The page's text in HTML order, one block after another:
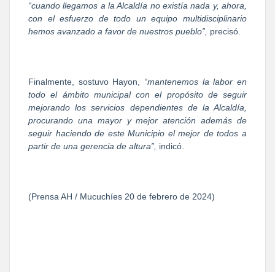
“cuando llegamos a la Alcaldía no existía nada y, ahora,
con el esfuerzo de todo un equipo multidisciplinario
hemos avanzado a favor de nuestros pueblo”, precisó.
Finalmente, sostuvo Hayon, “mantenemos la labor en
todo el ámbito municipal con el propósito de seguir
mejorando los servicios dependientes de la Alcaldía,
procurando una mayor y mejor atención además de
seguir haciendo de este Municipio el mejor de todos a
partir de una gerencia de altura”, indicó.
(Prensa AH / Mucuchíes 20 de febrero de 2024)